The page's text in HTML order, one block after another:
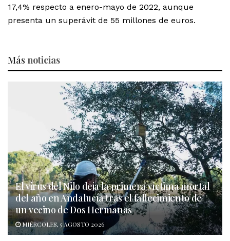
17,4% respecto a enero-mayo de 2022, aunque
presenta un superávit de 55 millones de euros.
Más noticias
El virus del Nilo deja la primera víctima mortal
del año en Andalucía tras el fallecimiento de
un vecino de Dos Hermanas
MIÉRCOLES, 5 AGOSTO 2026